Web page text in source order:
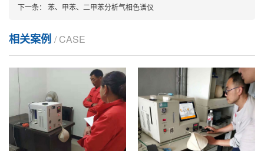
下一条：
苯、甲苯、二甲苯分析气相色谱仪
相关案例 / CASE